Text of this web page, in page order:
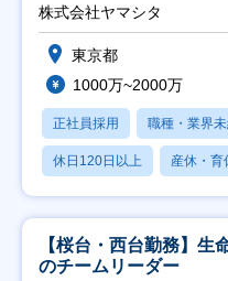
株式会社ヤマシタ
東京都
1000万~2000万
正社員採用 職種・業界
休日120日以上 産休・育
【桜台・西台勤務】生
のチームリーダー